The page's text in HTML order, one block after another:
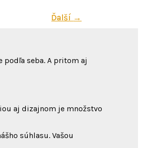
Ďalší →
podľa seba. A pritom aj
aj dizajnom je množstvo
súhlasu. Vašou